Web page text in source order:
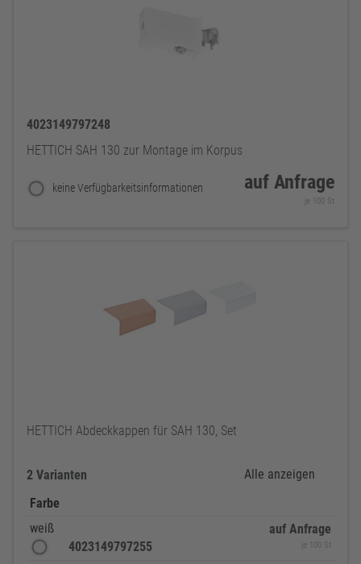
4023149797248
HETTICH SAH 130 zur Montage im Korpus
keine Verfügbarkeitsinformationen auf Anfrage
je 100 St
HETTICH Abdeckkappen für SAH 130, Set
2 Varianten
Alle anzeigen
Farbe
weiß
4023149797255
auf Anfrage
je 100 St